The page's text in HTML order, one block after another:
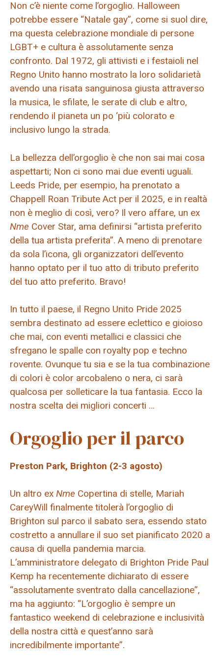
Non c’è niente come l’orgoglio. Halloween
potrebbe essere “Natale gay”, come si suol dire,
ma questa celebrazione mondiale di persone
LGBT+ e cultura è assolutamente senza
confronto. Dal 1972, gli attivisti e i festaioli nel
Regno Unito hanno mostrato la loro solidarietà
avendo una risata sanguinosa giusta attraverso
la musica, le sfilate, le serate di club e altro,
rendendo il pianeta un po ‘più colorato e
inclusivo lungo la strada.
La bellezza dell’orgoglio è che non sai mai cosa
aspettarti; Non ci sono mai due eventi uguali.
Leeds Pride, per esempio, ha prenotato a
Chappell Roan Tribute Act per il 2025, e in realtà
non è meglio di così, vero? Il vero affare, un ex
Nme Cover Star, ama definirsi “artista preferito
della tua artista preferita”. A meno di prenotare
da sola l’icona, gli organizzatori dell’evento
hanno optato per il tuo atto di tributo preferito
del tuo atto preferito. Bravo!
In tutto il paese, il Regno Unito Pride 2025
sembra destinato ad essere eclettico e gioioso
che mai, con eventi metallici e classici che
sfregano le spalle con royalty pop e techno
rovente. Ovunque tu sia e se la tua combinazione
di colori è color arcobaleno o nera, ci sarà
qualcosa per solleticare la tua fantasia. Ecco la
nostra scelta dei migliori concerti …
Orgoglio per il parco
Preston Park, Brighton (2-3 agosto)
Un altro ex Nme Copertina di stelle, Mariah
CareyWill finalmente titolerà l’orgoglio di
Brighton sul parco il sabato sera, essendo stato
costretto a annullare il suo set pianificato 2020 a
causa di quella pandemia marcia.
L’amministratore delegato di Brighton Pride Paul
Kemp ha recentemente dichiarato di essere
“assolutamente sventrato dalla cancellazione”,
ma ha aggiunto: “L’orgoglio è sempre un
fantastico weekend di celebrazione e inclusività
della nostra città e quest’anno sarà
incredibilmente importante”.